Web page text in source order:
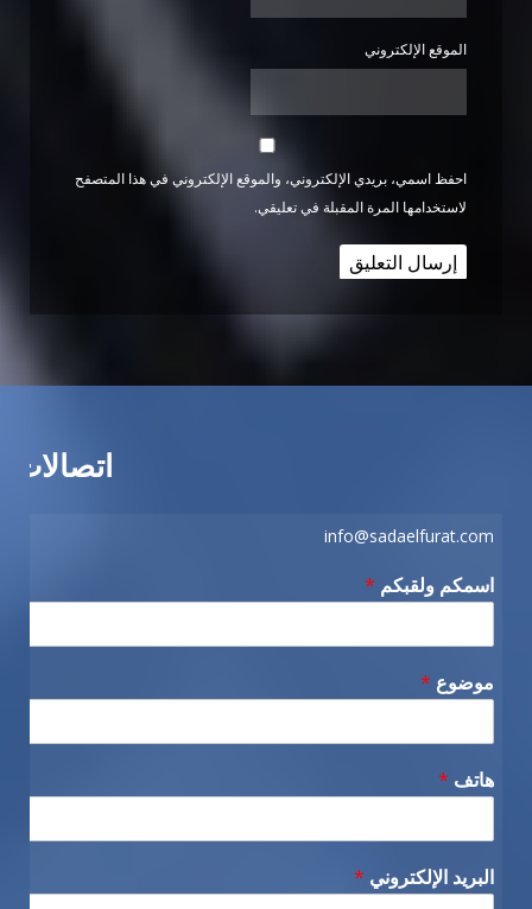
الموقع الإلكتروني
احفظ اسمي، بريدي الإلكتروني، والموقع الإلكتروني في هذا المتصفح
لاستخدامها المرة المقبلة في تعليقي.
اتصالات
info@sadaelfurat.com
اسمكم ولقبكم *
موضوع *
هاتف *
البريد الإلكتروني *